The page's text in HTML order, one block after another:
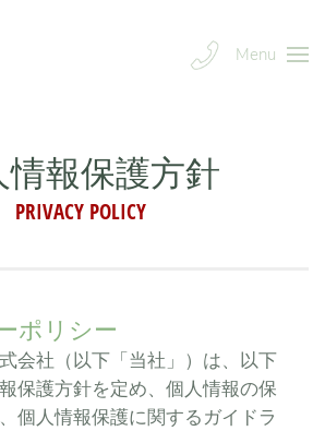
Menu
情報保護方針
PRIVACY POLICY
ポリシー
会社（以下「当社」）は、以下
保護方針を定め、個人情報の保
個人情報保護に関するガイドラ